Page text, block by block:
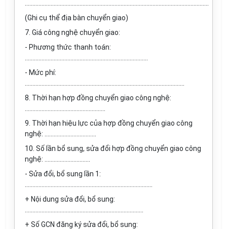
(Ghi cụ thể địa bàn chuyển giao)
7. Giá công nghệ chuyển giao:
- Phương thức thanh toán:
- Mức phí:
8. Thời hạn hợp đồng chuyển giao công nghệ:
9. Thời hạn hiệu lực của hợp đồng chuyển giao công
nghệ: ..................................
10. Số lần bổ sung, sửa đổi hợp đồng chuyển giao công
nghệ: ..............................
- Sửa đổi, bổ sung lần 1:
+ Nội dung sửa đổi, bổ sung:
+ Số GCN đăng ký sửa đổi, bổ sung: